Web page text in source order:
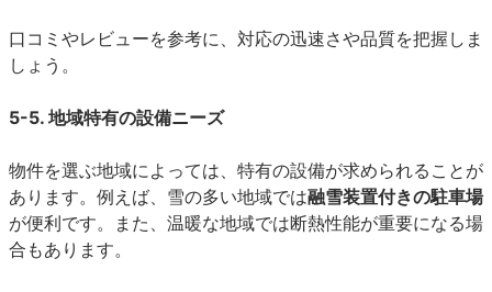
口コミやレビューを参考に、対応の迅速さや品質を把握しま
しょう。
5-5. 地域特有の設備ニーズ
物件を選ぶ地域によっては、特有の設備が求められることが
あります。例えば、雪の多い地域では融雪装置付きの駐車場
が便利です。また、温暖な地域では断熱性能が重要になる場
合もあります。